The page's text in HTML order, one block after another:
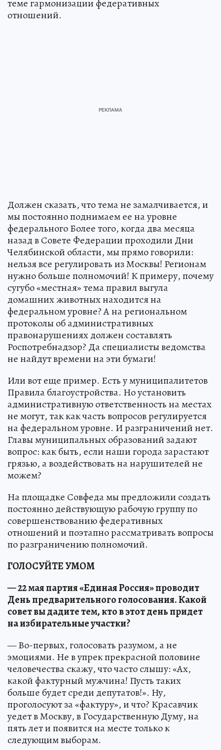
теме гармонизации федеративных
отношений.
Должен сказать, что тема не замалчивается, и
мы постоянно поднимаем ее на уровне
федерального Более того, когда два месяца
назад в Совете Федерации проходили Дни
Челябинской области, мы прямо говорили:
нельзя все регулировать из Москвы! Регионам
нужно больше полномочий! К примеру, почему
сугубо «местная» тема правил выгула
домашних животных находится на
федеральном уровне? А на региональном
протоколы об административных
правонарушениях должен составлять
Роспотребнадзор? Да специалисты ведомства
не найдут времени на эти бумаги!
Или вот еще пример. Есть у муниципалитетов
Правила благоустройства. Но установить
административную ответственность на местах
не могут, так как часть вопросов регулируется
на федеральном уровне. И разграничений нет.
Главы муниципальных образований задают
вопрос: как быть, если наши города зарастают
грязью, а воздействовать на нарушителей не
можем?
На площадке Совфеда мы предложили создать
постоянно действующую рабочую группу по
совершенствованию федеративных
отношений и поэтапно рассматривать вопросы
по разграничению полномочий.
ГОЛОСУЙТЕ УМОМ
— 22 мая партия «Единая Россия» проводит
День предварительного голосования. Какой
совет вы дадите тем, кто в этот день придет
на избирательные участки?
— Во-первых, голосовать разумом, а не
эмоциями. Не в упрек прекрасной половине
человечества скажу, что часто слышу: «Ах,
какой фактурный мужчина! Пусть таких
больше будет среди депутатов!». Ну,
проголосуют за «фактуру», и что? Красавчик
уедет в Москву, в Государственную Думу, на
пять лет и появится на месте только к
следующим выборам.